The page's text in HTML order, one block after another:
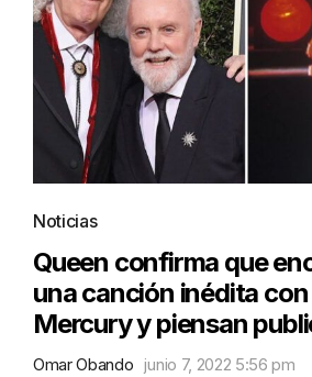
Noticias
Queen confirma que
una canción inédita
Mercury y piensan
Omar Obando junio 7, 2022 5:56 pm